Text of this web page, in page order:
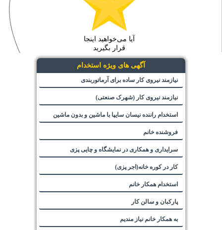
آیا می‌خواهید اینجا
قرار بگیرید
آگهی های ویژه استخدام
نیازمند نیروی کار ساده برای آرماتوربندی
نیازمند نیروی کار (شهرک صنعتی)
استخدام راننده نیسان سایپا با ماشین و بدون ماشین
فروشنده خانم
سرایداری و همکاری در نمایشگاه و چایی پزی
کار در کوره خانه(اجر پزی)
استخدام همکار خانم
پارکبان و سالن کار
به همکار خانم نیاز مندیم